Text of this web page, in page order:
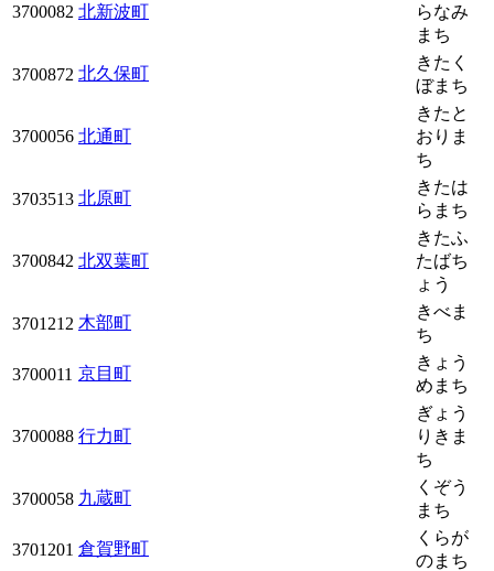
3700082 北新波町
らなみ
まち
3700872 北久保町
きたく
ぼまち
3700056 北通町
きたと
おりま
ち
3703513 北原町
きたは
らまち
3700842 北双葉町
きたふ
たばち
ょう
3701212 木部町
きべま
ち
3700011 京目町
きょう
めまち
3700088 行力町
ぎょう
りきま
ち
3700058 九蔵町
くぞう
まち
3701201 倉賀野町
くらが
のまち